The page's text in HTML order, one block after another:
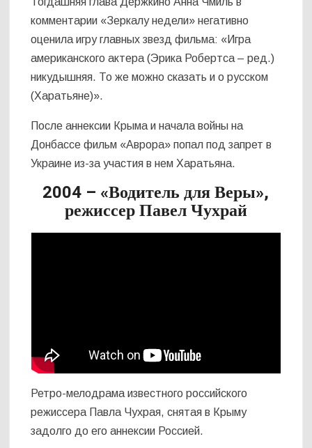
комментарии «Зеркалу недели» негативно
оценила игру главных звезд фильма: «Игра
американского актера (Эрика Робертса – ред.)
никудышняя. То же можно сказать и о русском
(Харатьяне)».
После аннексии Крыма и начала войны на
Донбассе фильм «Аврора» попал под запрет в
Украине из-за участия в нем Харатьяна.
2004 – «Водитель для Веры»,
режиссер Павел Чухрай
Ретро-мелодрама известного российского
режиссера Павла Чухрая, снятая в Крыму
задолго до его аннексии Россией.